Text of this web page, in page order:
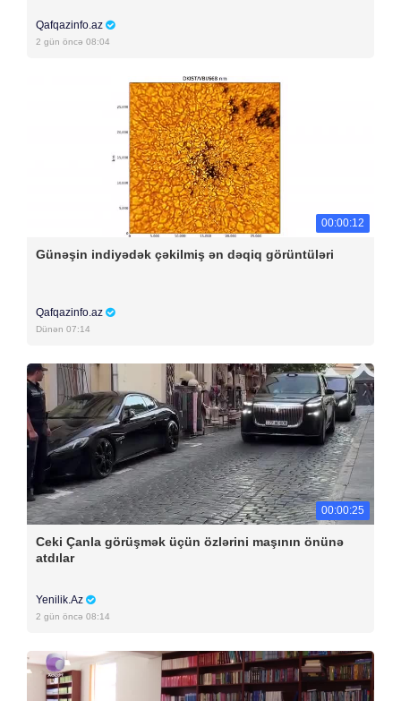
Qafqazinfo.az
2 gün öncə 08:04
00:00:12
Günəşin indiyədək çəkilmiş ən dəqiq görüntüləri
Qafqazinfo.az
Dünən 07:14
00:00:25
Ceki Çanla görüşmək üçün özlərini maşının önünə
atdılar
Yenilik.Az
2 gün öncə 08:14